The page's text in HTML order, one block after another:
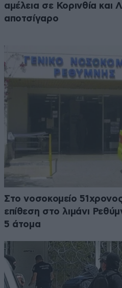
αμέλεια σε Κορινθία
αποτσίγαρο
Στο νοσοκομείο
επίθεση στο λιμάνι
5 άτομα